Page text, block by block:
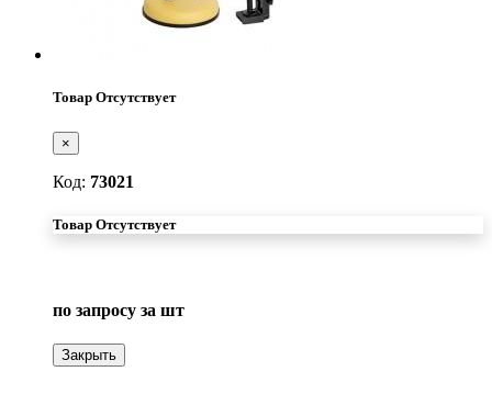
Товар Отсутствует
×
Код: 73021
Товар Отсутствует
по запросу за шт
Закрыть